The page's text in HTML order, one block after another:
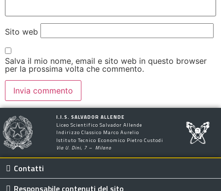
Sito web
Salva il mio nome, email e sito web in questo browser
per la prossima volta che commento.
I.I.S. SALVADOR ALLENDE
Liceo Scientifico Salvador Allende
Indirizzo Classico Marco Aurelio
Istituto Tecnico Economico Pietro Custodi
Via U. Dini, 7 – Milano
Contatti
Responsabile contenuti del sito